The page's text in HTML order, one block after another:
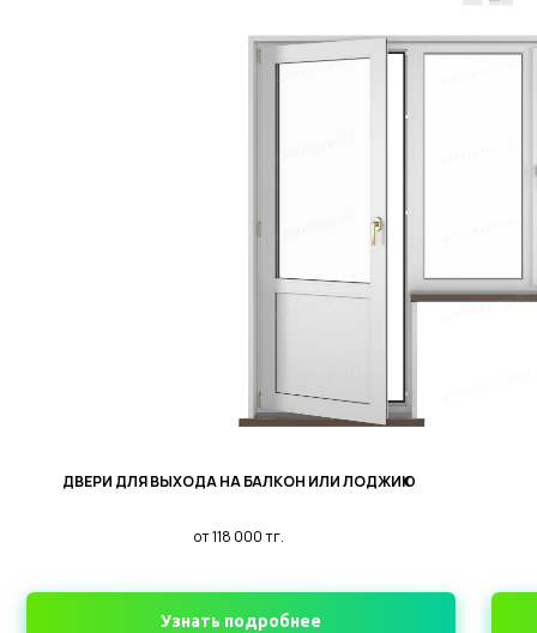
ДВЕРИ ДЛЯ ВЫХОДА НА БАЛКОН ИЛИ ЛОДЖИЮ
от 118 000тг.
Узнать подробнее